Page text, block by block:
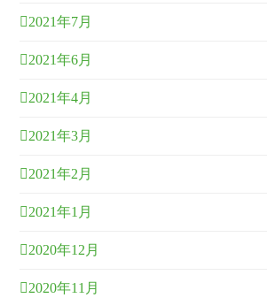
2021年7月
2021年6月
2021年4月
2021年3月
2021年2月
2021年1月
2020年12月
2020年11月